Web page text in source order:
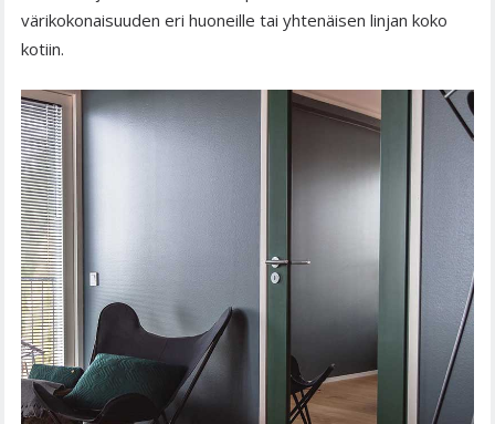
värikokonaisuuden eri huoneille tai yhtenäisen linjan koko
kotiin.